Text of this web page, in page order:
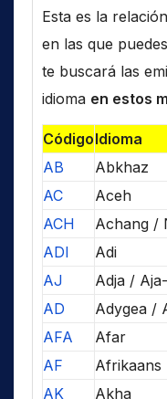
Esta es la
en las que
te buscará las
idioma en estos
CódigoIdioma
AB
Abkhaz
AC
Aceh
ACH
Achang /
ADI
Adi
AJ
Adja /
AD
Adygea /
AFA
Afar
AF
Afrikaans
AK
Akha